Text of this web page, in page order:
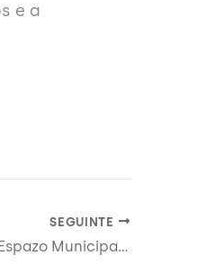
e a
SEGUINTE
Aberto o prazo de inscrición ó curso do Espazo Municipal Ecolóxico “Iniciación a vermicompostaxe”